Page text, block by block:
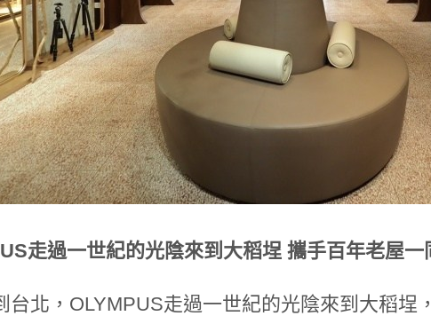
走過一世紀的光陰來到大稻埕 攜手百年老屋一
台北，OLYMPUS走過一世紀的光陰來到大稻埕